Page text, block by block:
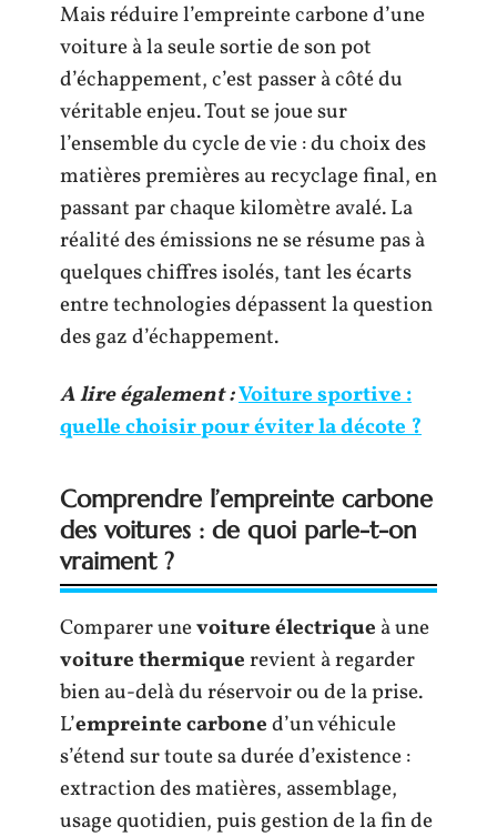
Mais réduire l’empreinte carbone d’une
voiture à la seule sortie de son pot
d’échappement, c’est passer à côté du
véritable enjeu. Tout se joue sur
l’ensemble du cycle de vie : du choix des
matières premières au recyclage final, en
passant par chaque kilomètre avalé. La
réalité des émissions ne se résume pas à
quelques chiffres isolés, tant les écarts
entre technologies dépassent la question
des gaz d’échappement.
A lire également :Voiture sportive :
quelle choisir pour éviter la décote ?
Comprendre l’empreinte carbone
des voitures : de quoi parle-t-on
vraiment ?
Comparer unevoiture électrique à une
voiture thermiquerevient à regarder
bien au-delà du réservoir ou de la prise.
L’empreinte carboned’un véhicule
s’étend sur toute sa durée d’existence :
extraction des matières, assemblage,
usage quotidien, puis gestion de la fin de